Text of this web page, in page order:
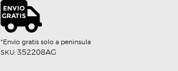
DDC
-
KW
*Envío gratis solo a peninsula
SKU: 352208AG